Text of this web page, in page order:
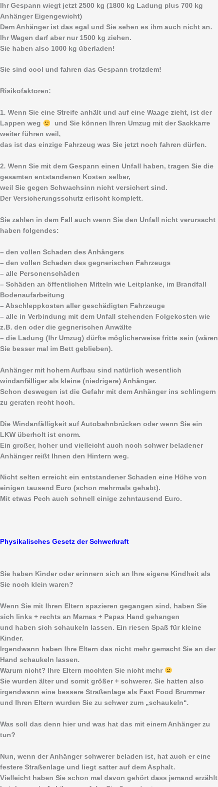
Ihr Gespann wiegt jetzt 2500 kg (1800 kg Ladung plus 700 kg
Anhänger Eigengewicht)
Dem Anhänger ist das egal und Sie sehen es ihm auch nicht an.
Ihr Wagen darf aber nur 1500 kg ziehen.
Sie haben also 1000 kg überladen!
Sie sind cool und fahren das Gespann trotzdem!
Risikofaktoren:
1. Wenn Sie eine Streife anhält und auf eine Waage zieht, ist der
Lappen weg
und Sie können Ihren Umzug mit der Sackkarre
weiter führen weil,
das ist das einzige Fahrzeug was Sie jetzt noch fahren dürfen.
2. Wenn Sie mit dem Gespann einen Unfall haben, tragen Sie die
gesamten entstandenen Kosten selber,
weil Sie gegen Schwachsinn nicht versichert sind.
Der Versicherungsschutz erlischt komplett.
Sie zahlen in dem Fall auch wenn Sie den Unfall nicht verursacht
haben folgendes:
– den vollen Schaden des Anhängers
– den vollen Schaden des gegnerischen Fahrzeugs
– alle Personenschäden
– Schäden an öffentlichen Mitteln wie Leitplanke, im Brandfall
Bodenaufarbeitung
– Abschleppkosten aller geschädigten Fahrzeuge
– alle in Verbindung mit dem Unfall stehenden Folgekosten wie
z.B. den oder die gegnerischen Anwälte
– die Ladung (Ihr Umzug) dürfte möglicherweise fritte sein (wären
Sie besser mal im Bett geblieben).
Anhänger mit hohem Aufbau sind natürlich wesentlich
windanfälliger als kleine (niedrigere) Anhänger.
Schon deswegen ist die Gefahr mit dem Anhänger ins schlingern
zu geraten recht hoch.
Die Windanfälligkeit auf Autobahnbrücken oder wenn Sie ein
LKW überholt ist enorm.
Ein großer, hoher und vielleicht auch noch schwer beladener
Anhänger reißt Ihnen den Hintern weg.
Nicht selten erreicht ein entstandener Schaden eine Höhe von
einigen tausend Euro (schon mehrmals gehabt).
Mit etwas Pech auch schnell einige zehntausend Euro.
Physikalisches Gesetz der Schwerkraft
Sie haben Kinder oder erinnern sich an Ihre eigene Kindheit als
Sie noch klein waren?
Wenn Sie mit Ihren Eltern spazieren gegangen sind, haben Sie
sich links + rechts an Mamas + Papas Hand gehangen
und haben sich schaukeln lassen. Ein riesen Spaß für kleine
Kinder.
Irgendwann haben Ihre Eltern das nicht mehr gemacht Sie an der
Hand schaukeln lassen.
Warum nicht? Ihre Eltern mochten Sie nicht mehr
Sie wurden älter und somit größer + schwerer. Sie hatten also
irgendwann eine bessere Straßenlage als Fast Food Brummer
und Ihren Eltern wurden Sie zu schwer zum „schaukeln“.
Was soll das denn hier und was hat das mit einem Anhänger zu
tun?
Nun, wenn der Anhänger schwerer beladen ist, hat auch er eine
festere Straßenlage und liegt satter auf dem Asphalt.
Vielleicht haben Sie schon mal davon gehört dass jemand erzählt